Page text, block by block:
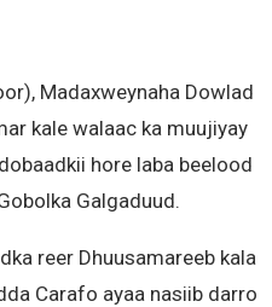
Madaxweynaha Dowlad
kale walaac ka muujiyay
hore laba beelood
Galgaduud.
reer Dhuusamareeb kala
Carafo ayaa nasiib darro